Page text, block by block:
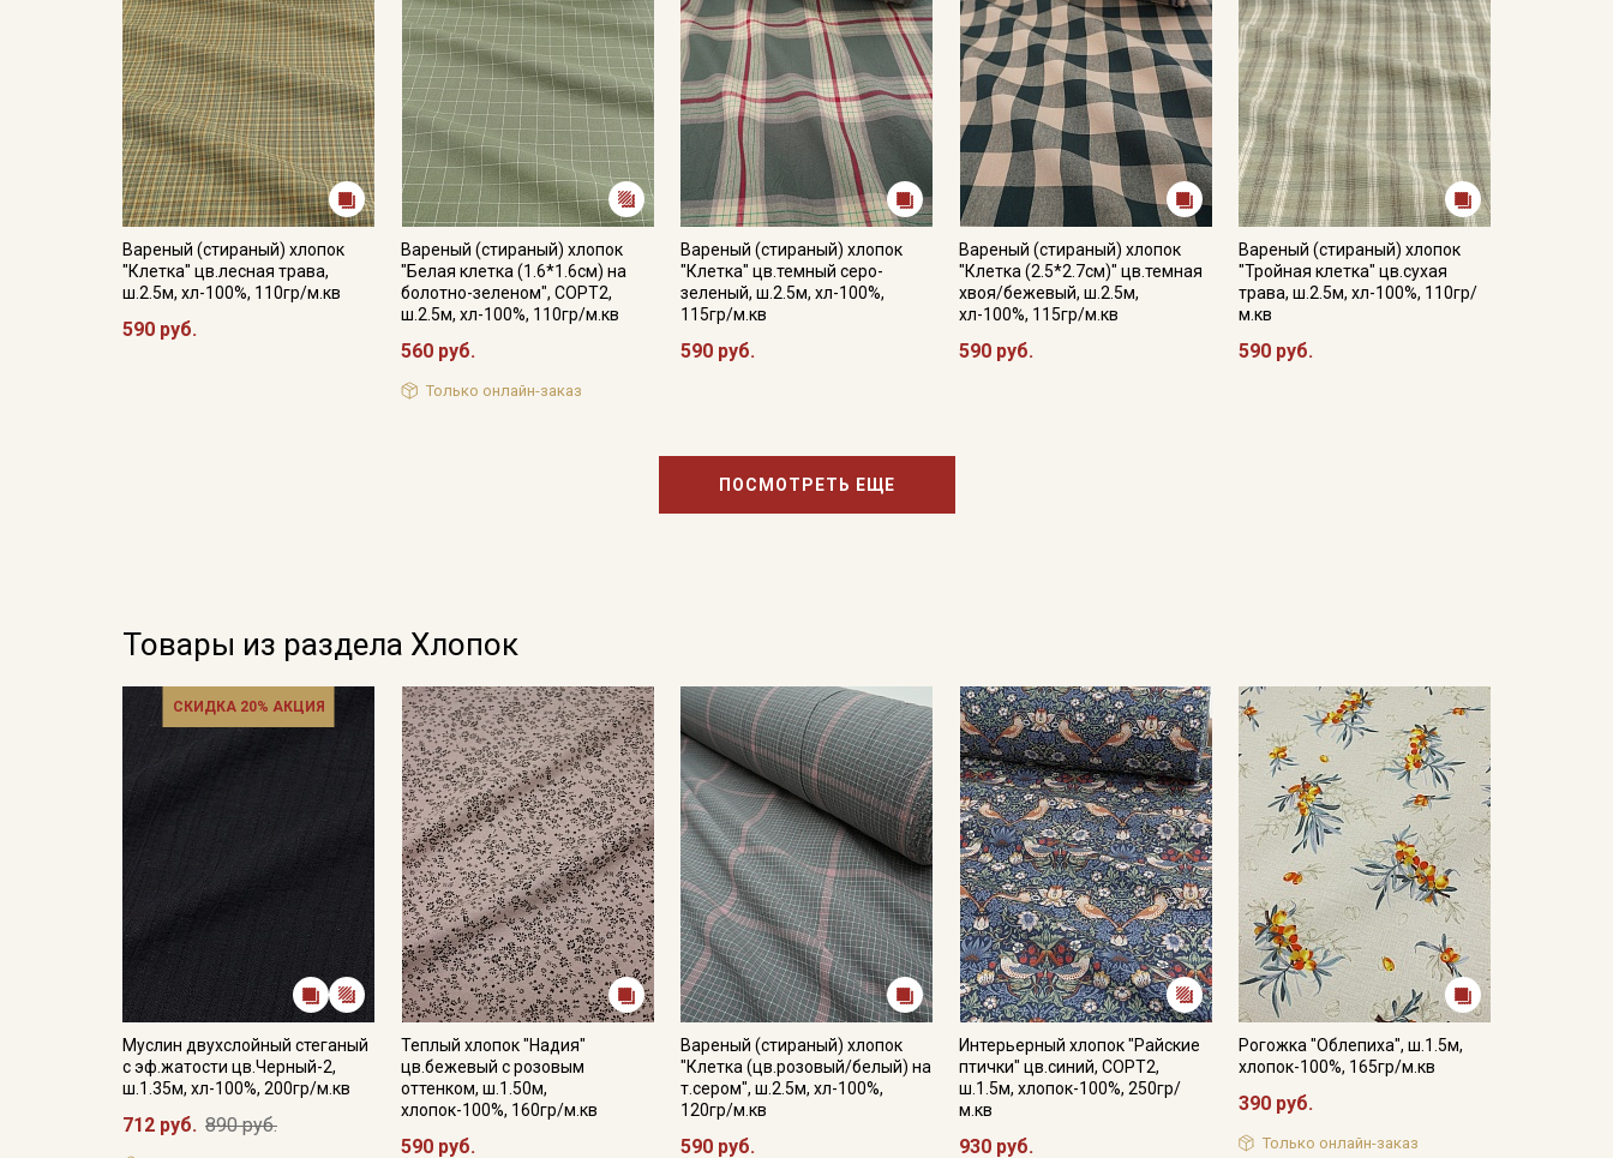
Вареный (стираный) хлопок
"Клетка" цв.лесная трава,
ш.2.5м, хл-100%, 110гр/м.кв
590 руб.
Вареный (стираный) хлопок
"Белая клетка (1.6*1.6см) на
болотно-зеленом", СОРТ2,
ш.2.5м, хл-100%, 110гр/м.кв
560 руб.
Только онлайн-заказ
Вареный (стираный) хлопок
"Клетка" цв.темный серо-
зеленый, ш.2.5м, хл-100%,
115гр/м.кв
590 руб.
Вареный (стираный) хлопок
"Клетка (2.5*2.7см)" цв.темная
хвоя/бежевый, ш.2.5м,
хл-100%, 115гр/м.кв
590 руб.
Вареный (стираный) хлопок
"Тройная клетка" цв.сухая
трава, ш.2.5м, хл-100%, 110гр/
м.кв
590 руб.
ПОСМОТРЕТЬ ЕЩЕ
Товары из раздела Хлопок
СКИДКА 20% АКЦИЯ
Муслин двухслойный стеганый
с эф.жатости цв.Черный-2,
ш.1.35м, хл-100%, 200гр/м.кв
712 руб. 890 руб.
Теплый хлопок "Надия"
цв.бежевый с розовым
оттенком, ш.1.50м,
хлопок-100%, 160гр/м.кв
590 руб.
Вареный (стираный) хлопок
"Клетка (цв.розовый/белый) на
т.сером", ш.2.5м, хл-100%,
120гр/м.кв
590 руб.
Интерьерный хлопок "Райские
птички" цв.синий, СОРТ2,
ш.1.5м, хлопок-100%, 250гр/
м.кв
930 руб.
Рогожка "Облепиха", ш.1.5м,
хлопок-100%, 165гр/м.кв
390 руб.
Только онлайн-заказ